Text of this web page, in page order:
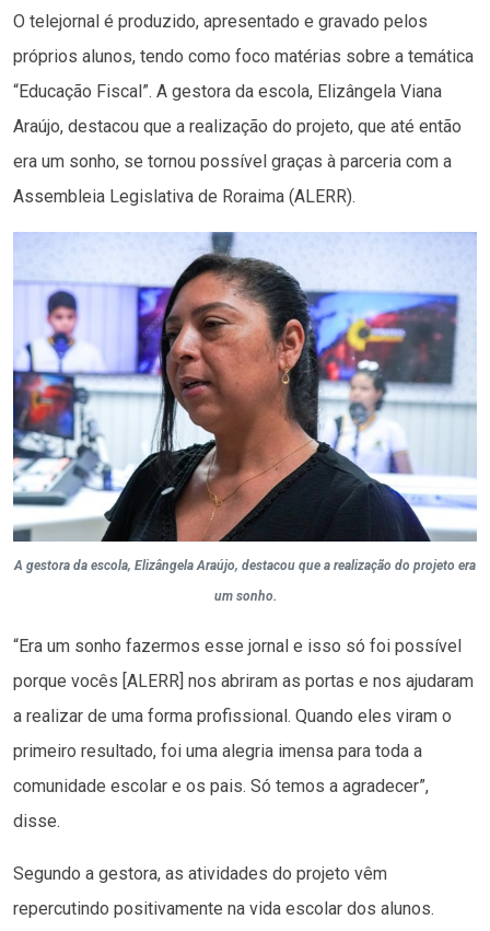
O telejornal é produzido, apresentado e gravado pelos
próprios alunos, tendo como foco matérias sobre a temática
“Educação Fiscal”. A gestora da escola, Elizângela Viana
Araújo, destacou que a realização do projeto, que até então
era um sonho, se tornou possível graças à parceria com a
Assembleia Legislativa de Roraima (ALERR).
A gestora da escola, Elizângela Araújo, destacou que a realização do projeto era
um sonho.
“Era um sonho fazermos esse jornal e isso só foi possível
porque vocês [ALERR] nos abriram as portas e nos ajudaram
a realizar de uma forma profissional. Quando eles viram o
primeiro resultado, foi uma alegria imensa para toda a
comunidade escolar e os pais. Só temos a agradecer”,
disse.
Segundo a gestora, as atividades do projeto vêm
repercutindo positivamente na vida escolar dos alunos.